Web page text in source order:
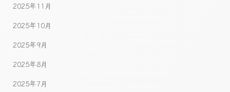
2025年11月
2025年10月
2025年9月
2025年8月
2025年7月